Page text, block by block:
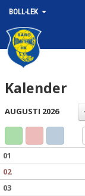
BOLL-LEK
HEM
NYHETER
KALENDER
BILDGALLERI
Kalender
AUGUSTI 2026
01
02
03